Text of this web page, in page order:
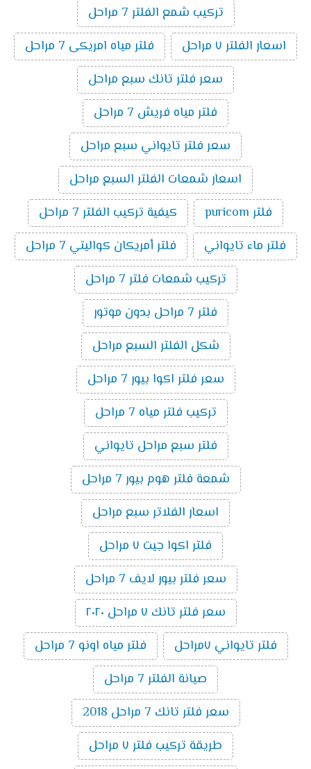
تركيب شمع الفلتر 7 مراحل
اسعار الفلتر ٧ مراحل
فلتر مياه امريكى 7 مراحل
سعر فلتر تانك سبع مراحل
فلتر مياه فريش 7 مراحل
سعر فلتر تايواني سبع مراحل
اسعار شمعات الفلتر السبع مراحل
فلتر puricom
كيفية تركيب الفلتر 7 مراحل
فلتر ماء تايواني
فلتر أمريكان كواليتي 7 مراحل
تركيب شمعات فلتر 7 مراحل
فلتر 7 مراحل بدون موتور
شكل الفلتر السبع مراحل
سعر فلتر اكوا بيور 7 مراحل
تركيب فلتر مياه 7 مراحل
فلتر سبع مراحل تايواني
شمعة فلتر هوم بيور 7 مراحل
اسعار الفلاتر سبع مراحل
فلتر اكوا جيت ٧ مراحل
سعر فلتر بيور لايف 7 مراحل
سعر فلتر تانك ٧ مراحل ٢٠٢٠
فلتر تايواني ٧مراحل
فلتر مياه اونو 7 مراحل
صيانة الفلتر 7 مراحل
سعر فلتر تانك 7 مراحل 2018
طريقة تركيب فلتر ٧ مراحل